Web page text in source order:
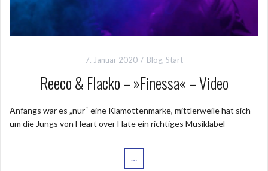
7. Januar 2020 Blog, Start
Reeco & Flacko – »Finessa« – Video
Anfangs war es „nur“ eine Klamottenmarke, mittlerweile hat sich
um die Jungs von Heart over Hate ein richtiges Musiklabel
…